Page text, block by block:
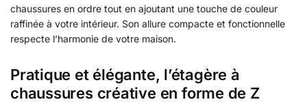
chaussures en ordre tout en ajoutant une touche de couleur
raffinée à votre intérieur. Son allure compacte et fonctionnelle
respecte l’harmonie de votre maison.
Pratique et élégante, l’étagère à
chaussures créative en forme de Z